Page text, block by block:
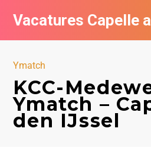
Vacatures Capelle
Ymatch
KCC-
Ymatch –
den IJssel